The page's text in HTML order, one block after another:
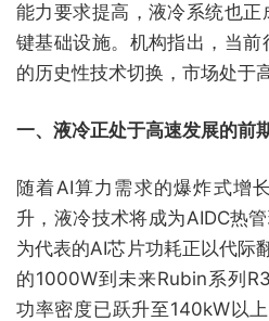
能力要求提高，液冷系统也
键基础设施。机构指出，当
的历史性技术切换，市场处于
一、液冷正处于高速发展的前
随着AI算力需求的爆炸式增
升，液冷技术将成为AIDC热
为代表的AI芯片功耗正以代际
的1000W到未来Rubin系列
功率密度已跃升至140kW以